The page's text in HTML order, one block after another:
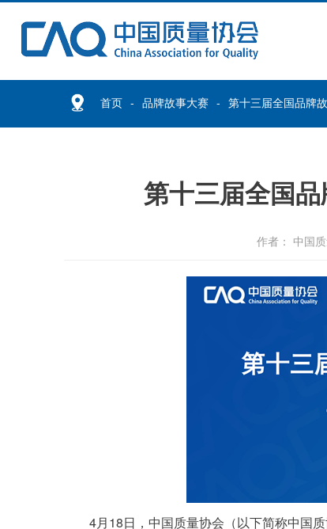
首页 品牌故事大赛 第十三届全国品牌
第十三届全国
作者： 中国
4月18日，中国质量协会（以下简称中国